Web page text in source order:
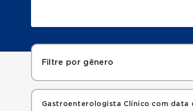
Filtre por gênero
Gastroenterologista Clínico com data